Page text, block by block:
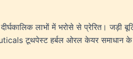
लाभों में भरोसे से प्रेरित। जड़ी
टूथपेस्ट हर्बल ओरल केयर समाधान के